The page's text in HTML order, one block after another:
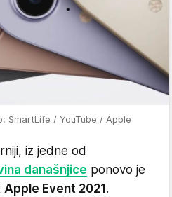
SmartLife / YouTube / Apple
iz jedne od
današnjice ponovo je
Apple Event 2021 .